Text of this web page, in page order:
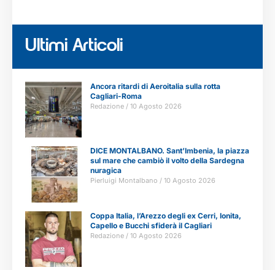
Ultimi Articoli
Ancora ritardi di Aeroitalia sulla rotta
Cagliari-Roma
Redazione 10 Agosto 2026
DICE MONTALBANO. Sant’Imbenia, la piazza
sul mare che cambiò il volto della Sardegna
nuragica
Pierluigi Montalbano 10 Agosto 2026
Coppa Italia, l’Arezzo degli ex Cerri, Ionita,
Capello e Bucchi sfiderà il Cagliari
Redazione 10 Agosto 2026